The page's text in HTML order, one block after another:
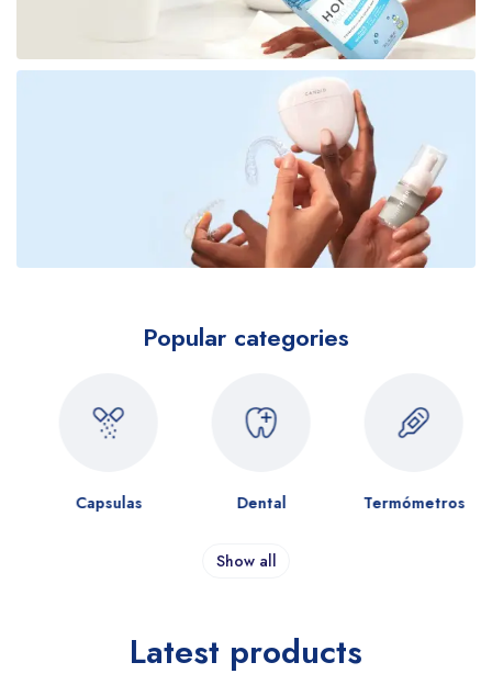
Popular categories
Capsulas Dental Termómetros
Show all
Latest products